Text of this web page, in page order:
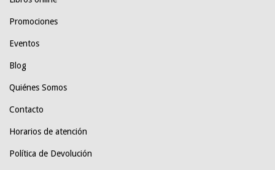
Promociones
Eventos
Blog
Quiénes Somos
Contacto
Horarios de atención
Política de Devolución